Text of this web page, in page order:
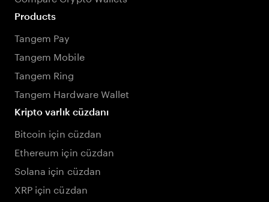
Products
Tangem Pay
Tangem Mobile
Tangem Ring
Tangem Hardware Wallet
Kripto varlık cüzdanı
Bitcoin için cüzdan
Ethereum için cüzdan
Solana için cüzdan
XRP için cüzdan